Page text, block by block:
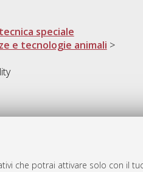
che potrai attivare solo con il
speciale
e tecnologie animali >